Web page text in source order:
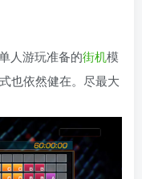
人游玩准备的街机模
也依然健在。尽最大